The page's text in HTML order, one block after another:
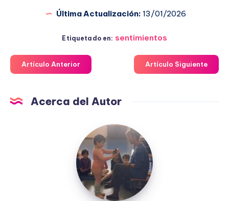
Última Actualización: 13/01/2026
Etiquetado en: sentimientos
Artículo Anterior Artículo Siguiente
Acerca del Autor
Fuensanta
López
Moreno